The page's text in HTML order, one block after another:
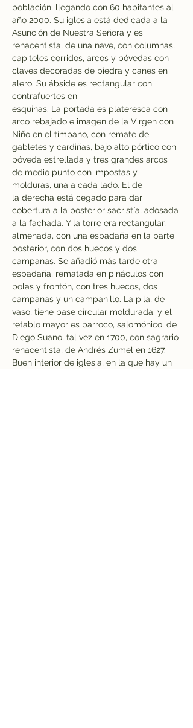
población, llegando con 60 habitantes al
año 2000. Su iglesia está dedicada a la
Asunción de Nuestra Señora y es
renacentista, de una nave, con columnas,
capiteles corridos, arcos y bóvedas con
claves decoradas de piedra y canes en
alero. Su ábside es rectangular con
contrafuertes en
esquinas. La portada es plateresca con
arco rebajado e imagen de la Virgen con
Niño en el tímpano, con remate de
gabletes y cardiñas, bajo alto pórtico con
bóveda estrellada y tres grandes arcos
de medio punto con impostas y
molduras, una a cada lado. El de
la derecha está cegado para dar
cobertura a la posterior sacristía, adosada
a la fachada. Y la torre era rectangular,
almenada, con una espadaña en la parte
posterior, con dos huecos y dos
campanas. Se añadió más tarde otra
espadaña, rematada en pináculos con
bolas y frontón, con tres huecos, dos
campanas y un campanillo. La pila, de
vaso, tiene base circular moldurada; y el
retablo mayor es barroco, salomónico, de
Diego Suano, tal vez en 1700, con sagrario
renacentista, de Andrés Zumel en 1627.
Buen interior de iglesia, en la que hay un